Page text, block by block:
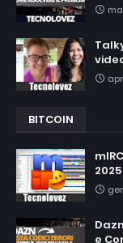
BITCOIN
2025
e